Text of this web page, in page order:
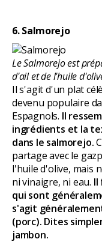
6. Salmorejo
Le Salmorejo est
d'ail et de l'huile
Il s'agit d'un plat
devenu populaire
Espagnols. Il
ingrédients et la
dans le salmorejo.
partage avec le
l'huile d'olive, mais
ni vinaigre, ni eau. Il
qui sont
s'agit
(porc). Dites
jambon.